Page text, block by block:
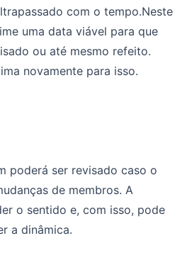
com o tempo.Neste
uma data viável para que
ou até mesmo refeito.
novamente para isso.
poderá ser revisado caso o
de membros. A
o sentido e, com isso, pode
a dinâmica.